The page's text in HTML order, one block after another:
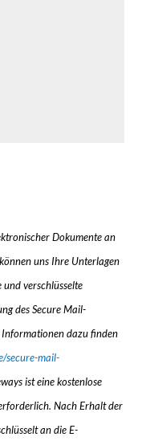
Dokumente an
uns Ihre Unterlagen
verschlüsselte
des Secure Mail-
Informationen dazu finden
secure-mail-
ist eine kostenlose
Nach Erhalt der
an die E-